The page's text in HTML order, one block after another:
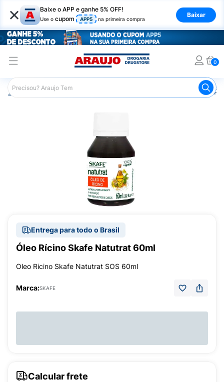
× Baixe o APP e ganhe 5% OFF!
Use o cupom APP5 na primeira compra
Baixar
0
Araujo Cabelo Óleo
Entrega para todo o Brasil
Óleo Rícino Skafe Natutrat 60ml
Oleo Ricino Skafe Natutrat SOS 60ml
Marca:SKAFE
Calcular frete